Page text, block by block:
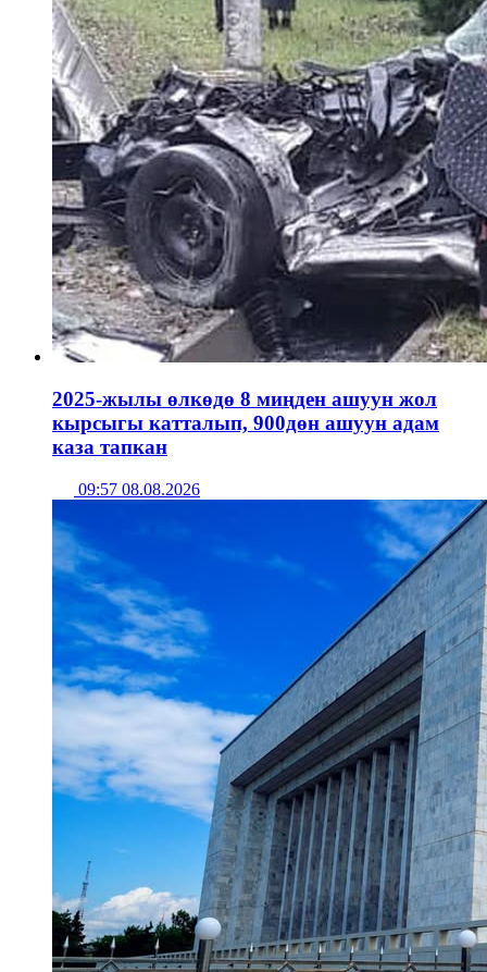
2025-жылы өлкөдө 8 миңден ашуун жол
кырсыгы катталып, 900дөн ашуун адам
каза тапкан
09:57 08.08.2026